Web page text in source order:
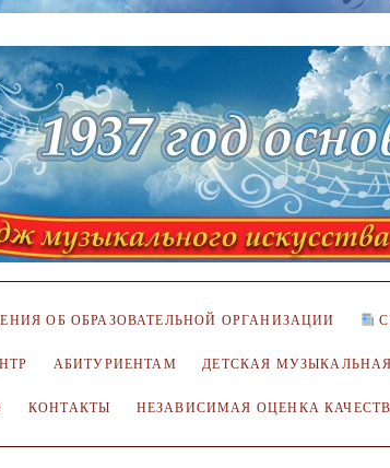
ОБ ОБРАЗОВАТЕЛЬНОЙ ОРГАНИЗАЦИИ
АБИТУРИЕНТАМ ДЕТСКАЯ
КОНТАКТЫ НЕЗАВИСИМАЯ ОЦЕНКА